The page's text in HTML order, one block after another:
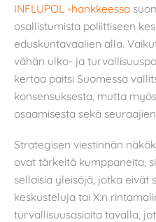
INFLUPOL -hankkeessa
osallistumista poliittiseen
eduskuntavaalien alla.
vähän ulko- ja
kertoa paitsi Suomessa
konsensuksesta, mutta
osaamisesta sekä
Strategisen viestinnän
ovat tärkeitä kumppaneita,
sellaisia yleisöjä, jotka eivät
keskusteluja tai X:n
turvallisuusasioita tavalla,